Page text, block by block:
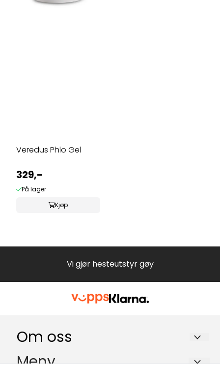
Veredus Phlo Gel
329,-
På lager
Kjøp
Vi gjør hesteutstyr gøy
Om oss
EKEBERG HESTEUTSTYR Trine Hammerstad
Meny